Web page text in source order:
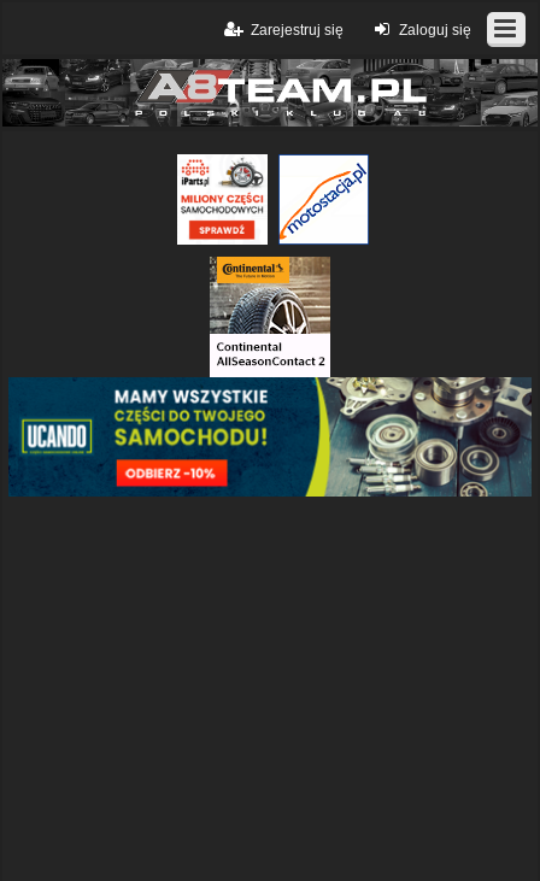
Zaloguj się
Zarejestruj się